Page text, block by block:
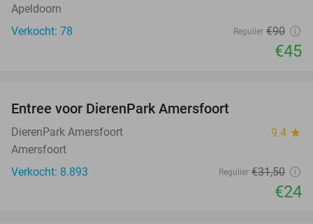
Apeldoorn
Verkocht: 78
Regulier €90
€45
Entree voor DierenPark Amersfoort
DierenPark Amersfoort 9.4 star
Amersfoort
Verkocht: 8.893
Regulier €31,50
€24